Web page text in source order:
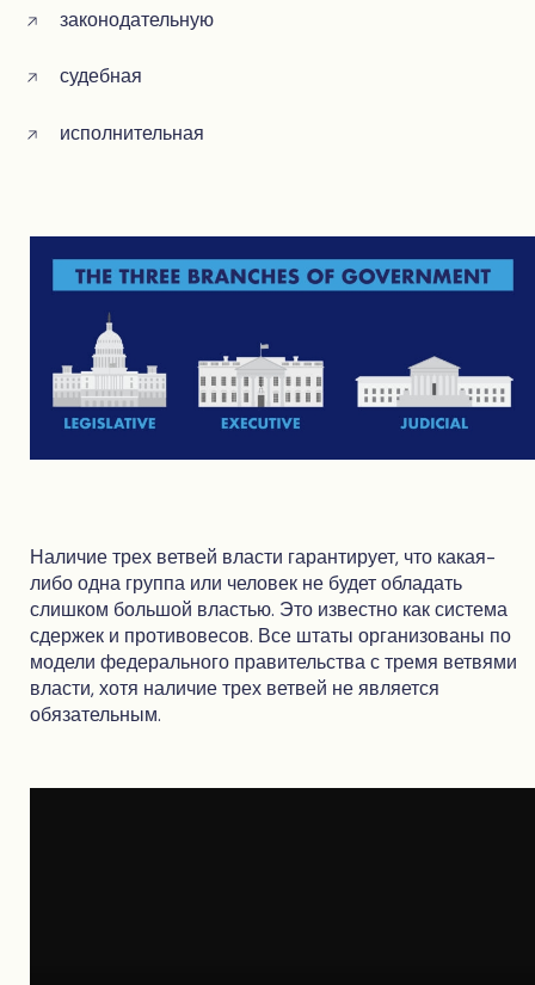
законодательную
судебная
исполнительная
Наличие трех ветвей власти гарантирует, что какая-
либо одна группа или человек не будет обладать
слишком большой властью. Это известно как система
сдержек и противовесов. Все штаты организованы по
модели федерального правительства с тремя ветвями
власти, хотя наличие трех ветвей не является
обязательным.